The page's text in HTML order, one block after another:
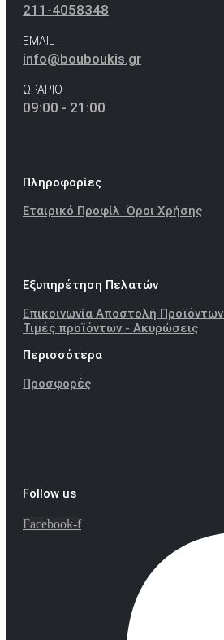
211-4058348
EMAIL
info@bouboukis.gr
ΩΡΑΡΙΟ
09:00 - 21:00
Πληροφορίες
Εταιρικό ΠροφίλΌροι Χρήσης
Εξυπηρέτηση Πελατών
Επικοινωνία Αποστολή Προϊόντων
Τιμές προϊόντων - Ακυρώσεις
Περισσότερα
Προσφορές
Follow us
Facebook-f